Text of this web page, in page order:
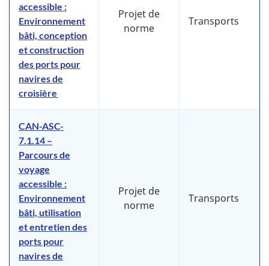
accessible :
Environnement
bâti, conception
et construction
des ports pour
navires de
croisière
Projet de
norme
Transports
CAN-ASC-
7.1.14 –
Parcours de
voyage
accessible :
Environnement
bâti, utilisation
et entretien des
ports pour
navires de
Projet de
norme
Transports